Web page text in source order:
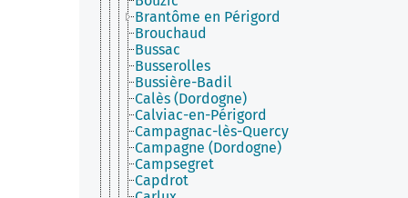
Brantôme en Périgord
Brouchaud
Bussac
Busserolles
Bussière-Badil
Calès (Dordogne)
Calviac-en-Périgord
Campagnac-lès-Quercy
Campagne (Dordogne)
Campsegret
Capdrot